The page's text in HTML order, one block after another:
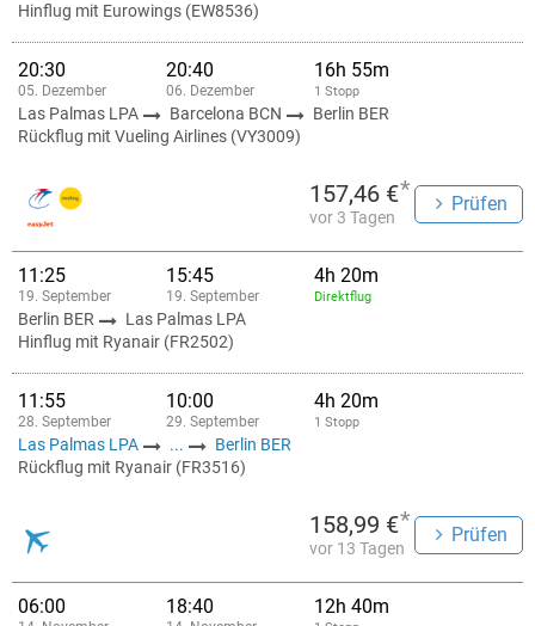
Hinflug mit Eurowings (EW8536)
20:30
05. Dezember
20:40
06. Dezember
16h 55m
1 Stopp
Las Palmas LPA Barcelona BCN
Berlin BER
Rückflug mit Vueling Airlines (VY3009)
157,46 €*
vor 3 Tagen
Prüfen
11:25
19. September
15:45
19. September
4h 20m
Direktflug
Berlin BER
Las Palmas LPA
Hinflug mit Ryanair (FR2502)
11:55
28. September
10:00
29. September
4h 20m
1 Stopp
Las Palmas LPA ...
Berlin BER
Rückflug mit Ryanair (FR3516)
158,99 €*
vor 13 Tagen
Prüfen
06:00 18:40 12h 40m